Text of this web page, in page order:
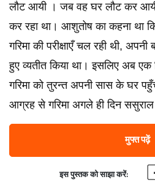
लौट आयी । जब वह घर लौट कर
कर रहा था। आशुतोष का कहना था
गरिमा की परीक्षाएँ चल रही थी,
हुए व्यतीत किया था। इसलिए अब एक
गरिमा को तुरन्त अपनी सास के घर
आग्रह से गरिमा अगले ही दिन
मुफ्त पढ़ें
इस पुस्तक को साझा करें: